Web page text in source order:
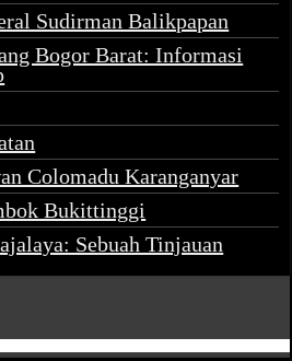
Sudirman Balikpapan
Bogor Barat: Informasi
Colomadu Karanganyar
Bukittinggi
Sebuah Tinjauan